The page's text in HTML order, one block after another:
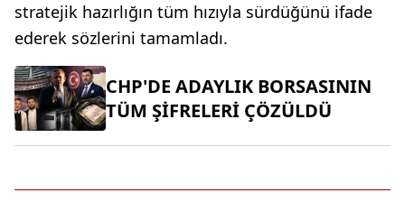
stratejik hazırlığın tüm hızıyla sürdüğünü ifade
ederek sözlerini tamamladı.
CHP'DE ADAYLIK BORSASININ
TÜM ŞİFRELERİ ÇÖZÜLDÜ